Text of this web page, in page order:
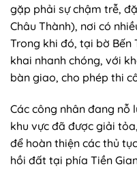
gặp phải sự chậm trễ,
Châu Thành), nơi có
Trong khi đó, tại bờ Bến
khai nhanh chóng, với
bàn giao, cho phép thi
Các công nhân đang nỗ
khu vực đã được giải
để hoàn thiện các thủ
hồi đất tại phía Tiền